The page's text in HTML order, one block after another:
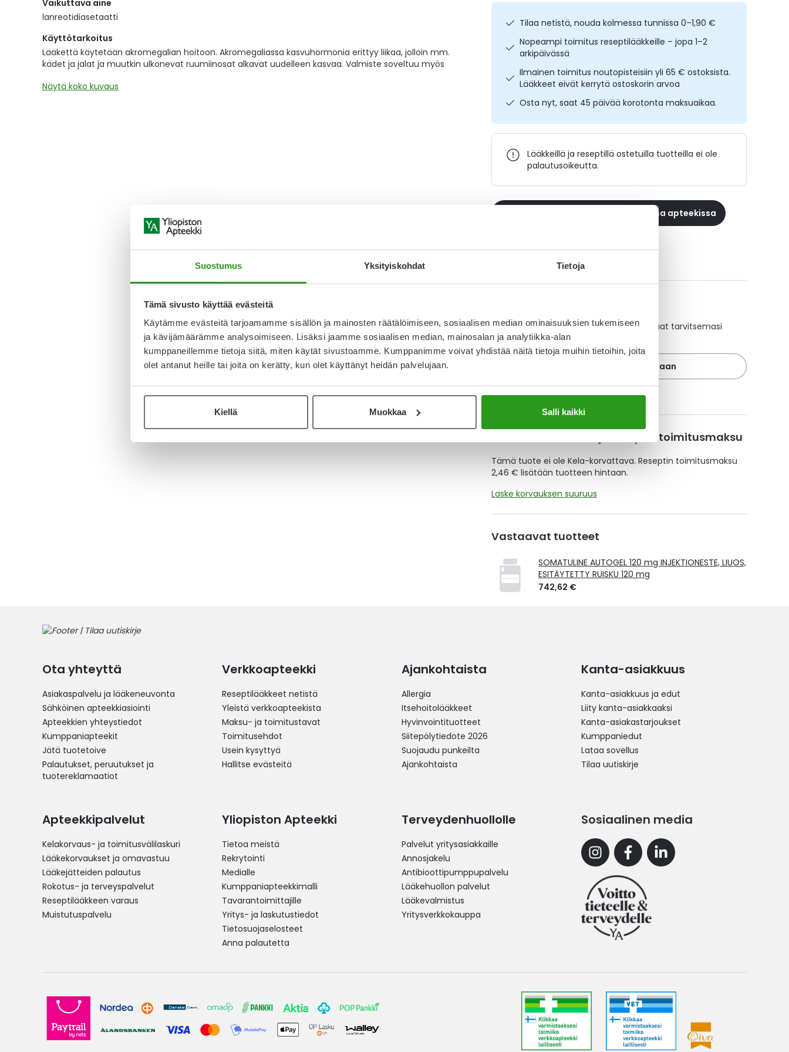
Suostumus Yksityiskohdat Tietoja
Tämä sivusto käyttää evästeitä
Käytämme evästeitä tarjoamamme sisällön ja mainosten räätälöimiseen, sosiaalisen median ominaisuuksien tukemiseen
ja kävijämäärämme analysoimiseen. Lisäksi jaamme sosiaalisen median, mainosalan ja analytiikka-alan
kumppaneillemme tietoja siitä, miten käytät sivustoamme. Kumppanimme voivat yhdistää näitä tietoja muihin tietoihin, joita
olet antanut heille tai joita on kerätty, kun olet käyttänyt heidän palvelujaan.
Kiellä Muokkaa Salli kaikki
the
images
Vaikuttava aine
lanreotidiasetaatti
Käyttötarkoitus
Lääkettä käytetään akromegalian hoitoon. Akromegaliassa kasvuhormonia erittyy liikaa, jolloin mm.
kädet ja jalat ja muutkin ulkonevat ruumiinosat alkavat uudelleen kasvaa. Valmiste soveltuu myös
Näytä koko kuvaus
Tilaa netistä, nouda kolmessa tunnissa 0–1,90 €
Nopeampi toimitus reseptilääkkeille – jopa 1–2
arkipäivässä
Ilmainen toimitus noutopisteisiin yli 65 € ostoksista.
Lääkkeet eivät kerrytä ostoskorin arvoa
Osta nyt, saat 45 päivää korotonta maksuaikaa.
Lääkkeillä ja reseptillä ostetuilla tuotteilla ei ole
palautusoikeutta.
Varaa reseptilääke apteekkiin, maksa apteekissa
Katso kaikki MYRELEZ-tuotteet
Muistuttajan avulla pidät huolen, että tilaat tarvitsemasi
tuotteet ajoissa, eivätkä ne lopu kesken.
Lisää tuote muistuttajaan
Lue lisää muistuttajasta
Kela-korvattavuus ja reseptin toimitusmaksu
Tämä tuote ei ole Kela-korvattava. Reseptin toimitusmaksu
2,46 € lisätään tuotteen hintaan.
Laske korvauksen suuruus
Vastaavat tuotteet
SOMATULINE AUTOGEL 120 mg INJEKTIONESTE, LIUOS,
ESITÄYTETTY RUISKU 120 mg
742,62 €
Ota yhteyttä
Asiakaspalvelu ja lääkeneuvonta
Sähköinen apteekkiasiointi
Apteekkien yhteystiedot
Kumppaniapteekit
Jätä tuotetoive
Palautukset, peruutukset ja
tuotereklamaatiot
Verkkoapteekki
Reseptilääkkeet netistä
Yleistä verkkoapteekista
Maksu- ja toimitustavat
Toimitusehdot
Usein kysyttyä
Hallitse evästeitä
Ajankohtaista
Allergia
Itsehoitolääkkeet
Hyvinvointituotteet
Siitepölytiedote 2026
Suojaudu punkeilta
Ajankohtaista
Kanta-asiakkuus
Kanta-asiakkuus ja edut
Liity kanta-asiakkaaksi
Kanta-asiakastarjoukset
Kumppaniedut
Lataa sovellus
Tilaa uutiskirje
Apteekkipalvelut
Kelakorvaus- ja toimitusvälilaskuri
Lääkekorvaukset ja omavastuu
Lääkejätteiden palautus
Rokotus- ja terveyspalvelut
Reseptilääkkeen varaus
Muistutuspalvelu
Yliopiston Apteekki
Tietoa meistä
Rekrytointi
Medialle
Kumppaniapteekkimalli
Tavarantoimittajille
Yritys- ja laskutustiedot
Tietosuojaselosteet
Anna palautetta
Terveydenhuollolle
Palvelut yritysasiakkaille
Annosjakelu
Antibioottipumppupalvelu
Lääkehuollon palvelut
Lääkevalmistus
Yritysverkkokauppa
Sosiaalinen media
InstagramFacebookLinkedin